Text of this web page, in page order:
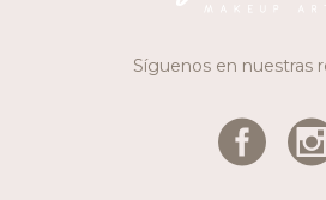
Síguenos en nuestras